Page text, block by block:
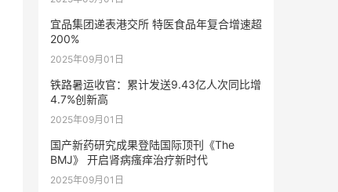
宜品集团递表港交所 特医食品年复合增速超
200%
2025年09月01日
铁路暑运收官：累计发送9.43亿人次同比增
4.7%创新高
2025年09月01日
国产新药研究成果登陆国际顶刊《The
BMJ》 开启肾病瘙痒治疗新时代
2025年09月01日